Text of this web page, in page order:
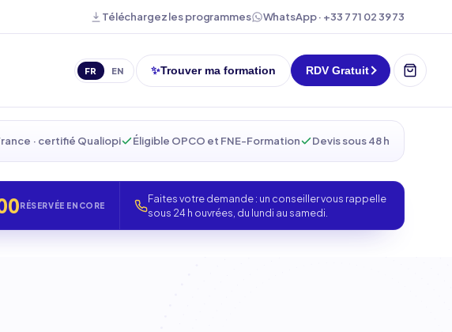
Téléchargez les programmes WhatsApp · +33 7 71 02 39 73
FR EN ✨Trouver ma formation RDV Gratuit
· certifié Qualiopi Éligible OPCO et FNE-Formation Devis sous 48 h
RÉSERVÉE ENCORE
Faites votre demande : un conseiller vous rappelle
sous 24 h ouvrées, du lundi au samedi.